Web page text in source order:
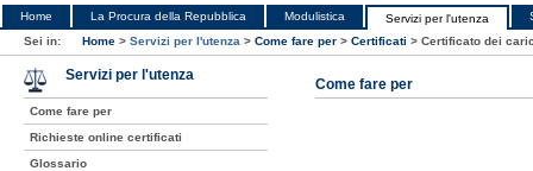
Home La Procura della Repubblica Modulistica Servizi per l'utenza
Sei in:
Home > Servizi per l'utenza > Come fare per > Certificati > Certificato dei
Come fare per
Servizi per l'utenza
Come fare per
Richieste online certificati
Glossario